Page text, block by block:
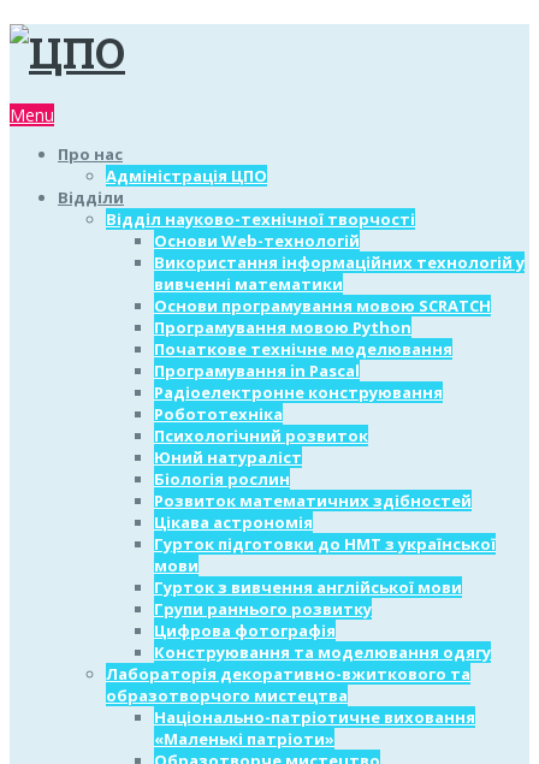
Menu
Про нас
Адміністрація ЦПО
Відділи
Відділ науково-технічної творчості
Основи Web-технологій
Використання інформаційних технологій у
вивченні математики
Основи програмування мовою SCRATCH
Програмування мовою Python
Початкове технічне моделювання
Програмування in Pascal
Радіоелектронне конструювання
Робототехніка
Психологічний розвиток
Юний натураліст
Біологія рослин
Розвиток математичних здібностей
Цікава астрономія
Гурток підготовки до НМТ з української
мови
Гурток з вивчення англійської мови
Групи раннього розвитку
Цифрова фотографія
Конструювання та моделювання одягу
Лабораторія декоративно-вжиткового та
образотворчого мистецтва
Національно-патріотичне виховання
«Маленькі патріоти»